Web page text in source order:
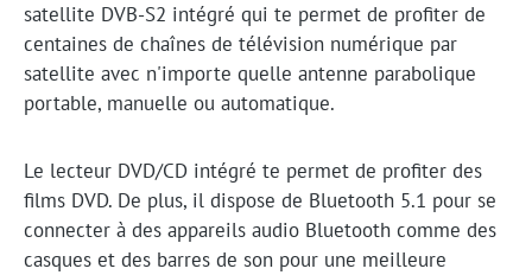
satellite DVB-S2 intégré qui te permet de profiter de
centaines de chaînes de télévision numérique par
satellite avec n'importe quelle antenne parabolique
portable, manuelle ou automatique.
Le lecteur DVD/CD intégré te permet de profiter des
films DVD. De plus, il dispose de Bluetooth 5.1 pour se
connecter à des appareils audio Bluetooth comme des
casques et des barres de son pour une meilleure